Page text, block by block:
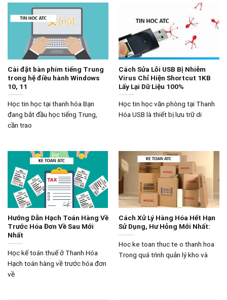
Cài đặt bàn phím tiếng Trung
trong hệ điều hành Windows
10, 11
Học tin học tại thanh hóa Bạn
đang bắt đầu học tiếng Trung,
cần trao
Cách Sửa Lỗi USB Bị Nhiễm
Virus Chỉ Hiện Shortcut 1KB
Lấy Lại Dữ Liệu 100%
Học tin học văn phòng tại Thanh
Hóa USB là thiết bị lưu trữ di
Hướng Dẫn Hạch Toán Hàng Về
Trước Hóa Đơn Về Sau Mới
Nhất
Học kế toán thuế ở Thanh Hóa
Hạch toán hàng về trước hóa đơn
về
Cách Xử Lý Hàng Hóa Hết Hạn
Sử Dụng, Hư Hỏng Mới Nhất:
Hoc ke toan thuc te o thanh hoa
Trong quá trình quản lý kho và